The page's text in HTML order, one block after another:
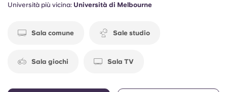
Università più vicina: Università di Melbourne
Sala comune Sale studio
Sala giochi Sala TV